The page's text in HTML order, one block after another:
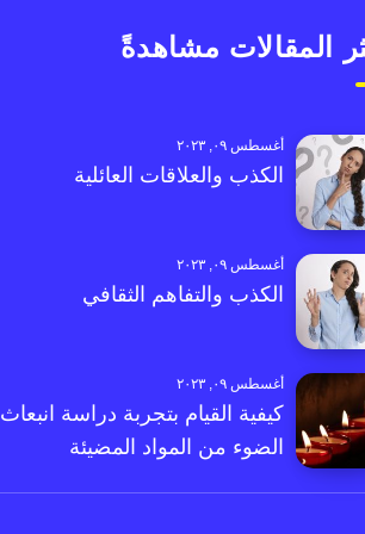
المقالات مشاهدةً
أغسطس ٠٩, ٢٠٢٣
الكذب والعلاقات العائلية
أغسطس ٠٩, ٢٠٢٣
الكذب والتفاهم الثقافي
أغسطس ٠٩, ٢٠٢٣
كيفية القيام بتجربة دراسة انبعاث
الضوء من المواد المضيئة